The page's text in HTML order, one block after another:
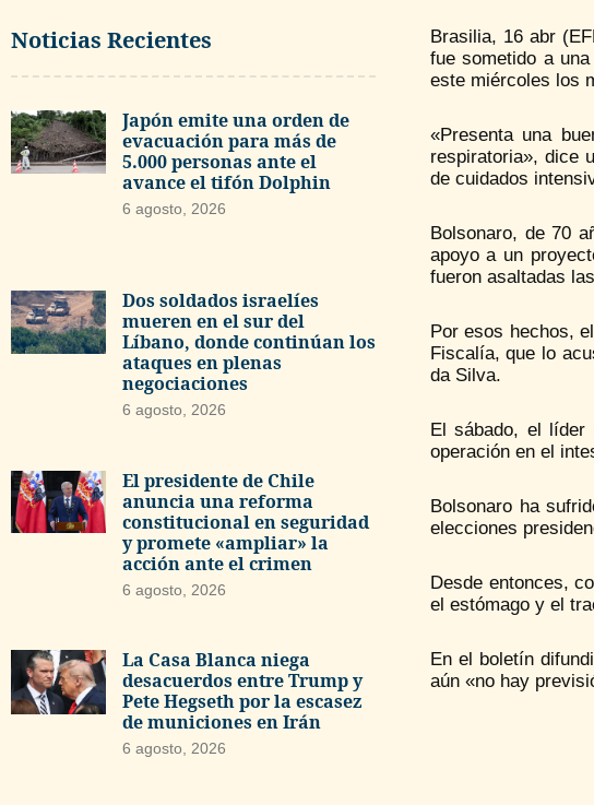
Noticias Recientes
Japón emite una orden de
evacuación para más de
5.000 personas ante el
avance el tifón Dolphin
6 agosto, 2026
Dos soldados israelíes
mueren en el sur del
Líbano, donde continúan los
ataques en plenas
negociaciones
6 agosto, 2026
El presidente de Chile
anuncia una reforma
constitucional en seguridad
y promete «ampliar» la
acción ante el crimen
6 agosto, 2026
La Casa Blanca niega
desacuerdos entre Trump y
Pete Hegseth por la escasez
de municiones en Irán
6 agosto, 2026
Brasilia, 16 abr
fue sometido a
este miércoles los
«Presenta una
respiratoria», dice
de cuidados
Bolsonaro, de 70
apoyo a un
fueron asaltadas
Por esos hechos,
Fiscalía, que lo
da Silva.
El sábado, el líder
operación en el
Bolsonaro ha
elecciones
Desde entonces,
el estómago y el
En el boletín
aún «no hay